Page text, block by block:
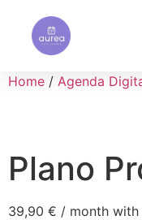
Home / Agenda
Plano
39,90 € / month